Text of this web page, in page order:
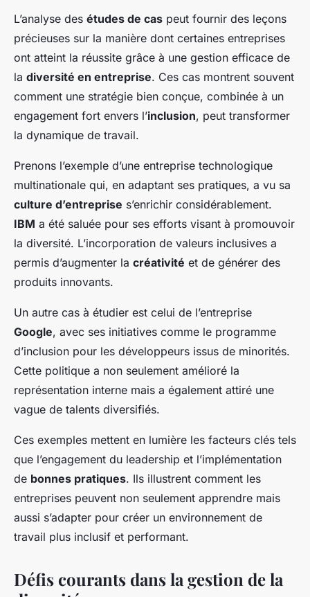
L’analyse des études de cas peut fournir des leçons
précieuses sur la manière dont certaines entreprises
ont atteint la réussite grâce à une gestion efficace de
la diversité en entreprise. Ces cas montrent souvent
comment une stratégie bien conçue, combinée à un
engagement fort envers l’inclusion, peut transformer
la dynamique de travail.
Prenons l’exemple d’une entreprise technologique
multinationale qui, en adaptant ses pratiques, a vu sa
culture d’entreprise s’enrichir considérablement.
IBM a été saluée pour ses efforts visant à promouvoir
la diversité. L’incorporation de valeurs inclusives a
permis d’augmenter la créativité et de générer des
produits innovants.
Un autre cas à étudier est celui de l’entreprise
Google, avec ses initiatives comme le programme
d’inclusion pour les développeurs issus de minorités.
Cette politique a non seulement amélioré la
représentation interne mais a également attiré une
vague de talents diversifiés.
Ces exemples mettent en lumière les facteurs clés tels
que l’engagement du leadership et l’implémentation
de bonnes pratiques. Ils illustrent comment les
entreprises peuvent non seulement apprendre mais
aussi s’adapter pour créer un environnement de
travail plus inclusif et performant.
Défis courants dans la gestion de la